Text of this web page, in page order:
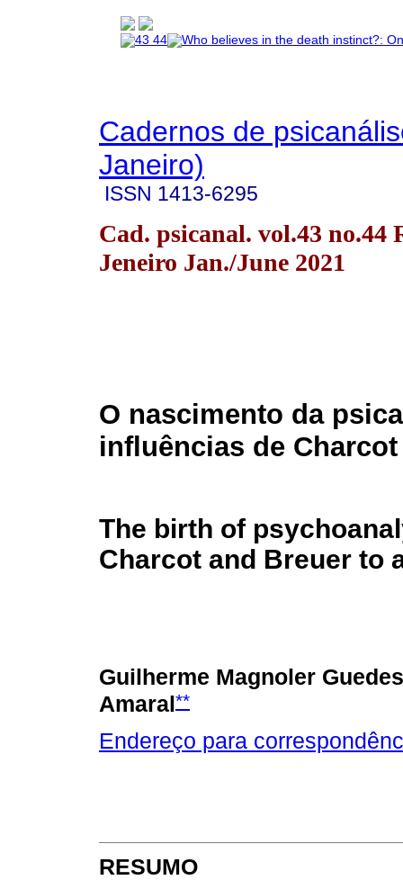
Cadernos de
Janeiro)
ISSN 1413-6295
Cad. psicanal. vol.43 no.44
Jeneiro Jan./June 2021
O nascimento da
influências de
The birth of
Charcot and Breuer to
Guilherme Magnoler
Amaral **
Endereço para
RESUMO